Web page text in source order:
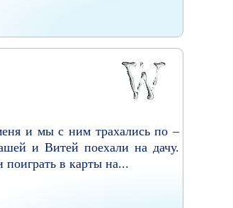
и мы с ним трахались по –
и Витей поехали на дачу.
в карты на...